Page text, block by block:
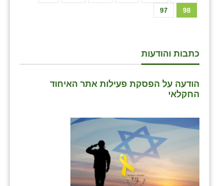
97 98
כתבות והודעות
הודעה על הפסקת פעילות אתר האיחוד
החקלאי